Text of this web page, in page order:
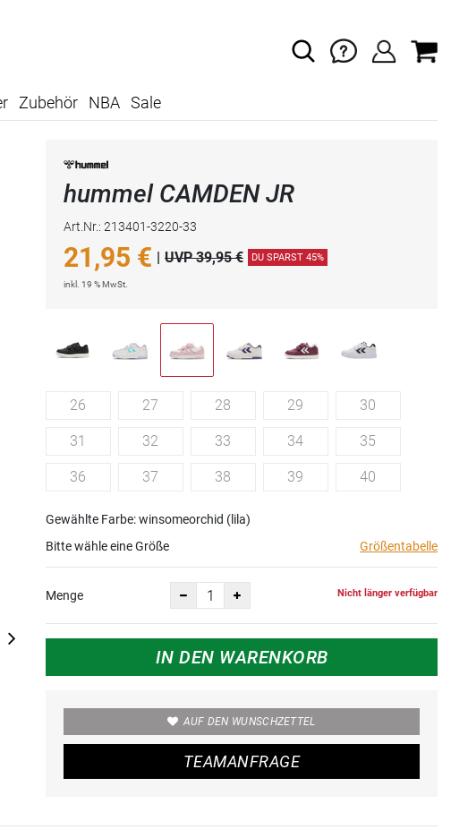
Zubehör NBA Sale
hummel CAMDEN JR
Art.Nr.: 213401-3220-33
21,95 € | UVP 39,95 € DU SPARST 45%
inkl. 19 % MwSt.
26 27 28 29 30
31 32 33 34 35
36 37 38 39 40
Gewählte Farbe: winsomeorchid (lila)
Bitte wähle eine Größe
Größentabelle
Menge Nicht länger verfügbar
IN DEN WARENKORB
AUF DEN WUNSCHZETTEL
TEAMANFRAGE